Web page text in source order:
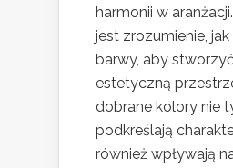
harmonii w
jest zrozumienie,
barwy, aby
estetyczną
dobrane kolory nie
podkreślają
również wpływają